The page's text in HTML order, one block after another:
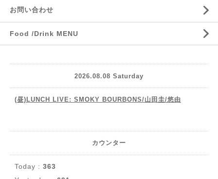
お問い合わせ
Food /Drink MENU
2026.08.08 Saturday
(昼)LUNCH LIVE: SMOKY BOURBONS/山田圭/悠由
カウンター
Today : 363